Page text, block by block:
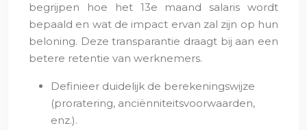
begrijpen hoe het 13e maand salaris wordt
bepaald en wat de impact ervan zal zijn op hun
beloning. Deze transparantie draagt bij aan een
betere retentie van werknemers.
Definieer duidelijk de berekeningswijze
(proratering, anciënniteitsvoorwaarden,
enz.).